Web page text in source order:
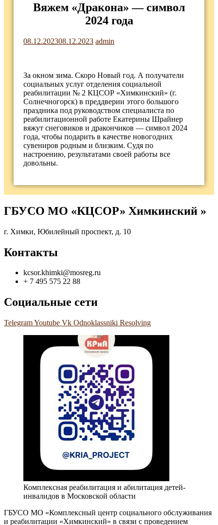
Вяжем «Дракона» — символ
2024 года
08.12.202308.12.2023 admin
За окном зима. Скоро Новый год. А получатели
социальных услуг отделения социальной
реабилитации № 2 КЦСОР «Химкинский» (г.
Солнечногорск) в преддверии этого большого
праздника под руководством специалиста по
реабилитационной работе Екатерины Шрайнер
вяжут снеговиков и дракончиков — символ 2024
года, чтобы подарить в качестве новогодних
сувениров родным и близким. Судя по
настроению, результатами своей работы все
довольны.
ГБУСО МО «КЦСОР» Химкинский »
г. Химки, Юбилейный проспект, д. 10
Контакты
kcsor.khimki@mosreg.ru
+ 7 495 575 22 88
Социальные сети
TelegramYoutube Vk Odnoklassniki Resolving
Комплексная реабилитация и абилитация детей-
инвалидов в Московской области
ГБУСО МО «Комплексный центр социального обслуживания
и реабилитации «Химкинский» в связи с проведением